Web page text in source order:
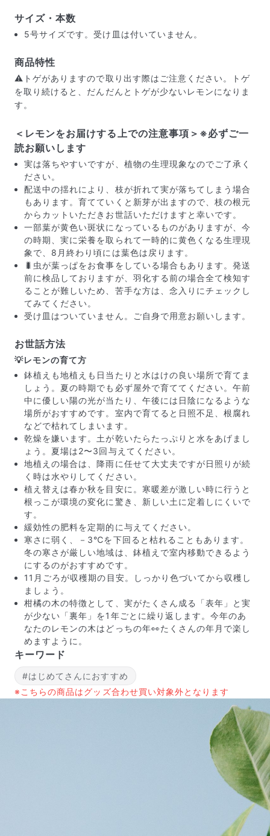
届いたお花に元気がなかったら？
もし届いたお花に「枯れている」「折れている」などの
不備があった場合は、些細なことでもお気軽にサポート
までご連絡ください。ご返金にて補償いたします。
写真と同じものが届く？
商品ページに掲載している写真は、実際にお届けする商
品を撮影したものです。お花は生き物なので、どうして
も色味やサイズ・咲き方に個体差はありますが、できる
だけ写真のイメージに近いものをお届けできるように人
の目でチェックをしています。
よくある質問
Q. 毎月自動でお花が届くサービスですか？
いいえ、毎月自動でお届けするサービスではありません。好
ただいま沖縄・離島エリアへの配送には対応しておりませ
お花をベストなタイミングで発送しているため、お届け日の
指定はできません。受け取り時間帯は、発送後にクロネコヤ
サイズ・本数
5号サイズです。受け皿は付いていません。
商品特性
⚠️トゲがありますので取り出す際はご注意ください。トゲ
を取り続けると、だんだんとトゲが少ないレモンになりま
す。
＜レモンをお届けする上での注意事項＞※必ずご一
読お願いします
実は落ちやすいですが、植物の生理現象なのでご了承く
ださい。
配送中の揺れにより、枝が折れて実が落ちてしまう場合
もあります。育てていくと新芽が出ますので、枝の根元
からカットいただきお世話いただけますと幸いです。
一部葉が黄色い斑状になっているものがありますが、今
の時期、実に栄養を取られて一時的に黄色くなる生理現
象で、8月終わり頃には葉色は戻ります。
🐛虫が葉っぱをお食事をしている場合もあります。発送
前に検品しておりますが、羽化する前の場合全て検知す
ることが難しいため、苦手な方は、念入りにチェックし
てみてください。
受け皿はついていません。ご自身で用意お願いします。
お世話方法
💡レモンの育て方
鉢植えも地植えも日当たりと水はけの良い場所で育てま
しょう。夏の時期でも必ず屋外で育ててください。午前
中に優しい陽の光が当たり、午後には日陰になるような
場所がおすすめです。室内で育てると日照不足、根腐れ
などで枯れてしまいます。
乾燥を嫌います。土が乾いたらたっぷりと水をあげまし
ょう。夏場は2〜3回与えてください。
地植えの場合は、降雨に任せて大丈夫ですが日照りが続
く時は水やりしてください。
植え替えは春か秋を目安に。寒暖差が激しい時に行うと
根っこが環境の変化に驚き、新しい土に定着しにくいで
す。
緩効性の肥料を定期的に与えてください。
寒さに弱く、－3℃を下回ると枯れることもあります。
冬の寒さが厳しい地域は、鉢植えで室内移動できるよう
にするのがおすすめです。
11月ごろが収穫期の目安。しっかり色づいてから収穫し
ましょう。
柑橘の木の特徴として、実がたくさん成る「表年」と実
が少ない「裏年」を1年ごとに繰り返します。今年のあ
なたのレモンの木はどっちの年👀たくさんの年月で楽し
めますように。
キーワード
#はじめてさんにおすすめ
※こちらの商品はグッズ合わせ買い対象外となります